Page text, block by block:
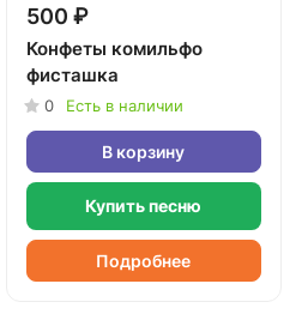
500 ₽
Конфеты комильфо
фисташка
0 Есть в наличии
В корзину
Купить песню
Подробнее